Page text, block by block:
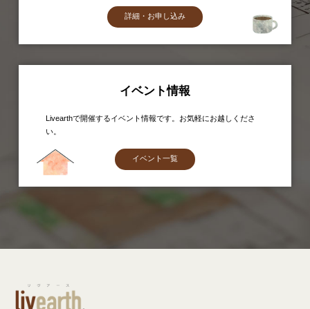
詳細・お申し込み
イベント情報
Livearthで開催するイベント情報です。お気軽にお越しくださ
い。
イベント一覧